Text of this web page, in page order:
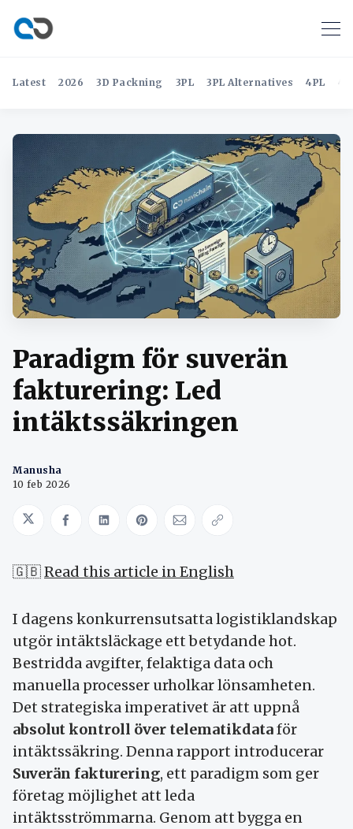
Latest 2026 3D Packning 3PL 3PL Alternatives 4PL
Paradigm för suverän
fakturering: Led
intäktssäkringen
Manusha
10 feb 2026
Share on Twitter
Share on Facebook
Share on LinkedIn
Share on Pinterest
Share via Email
Copy link
🇬🇧Read this article in English
I dagens konkurrensutsatta logistiklandskap
utgör intäktsläckage ett betydande hot.
Bestridda avgifter, felaktiga data och
manuella processer urholkar lönsamheten.
Det strategiska imperativet är att uppnå
absolut kontroll över telematikdataför
intäktssäkring. Denna rapport introducerar
Suverän fakturering, ett paradigm som ger
företag möjlighet att leda
intäktsströmmarna. Genom att bygga en